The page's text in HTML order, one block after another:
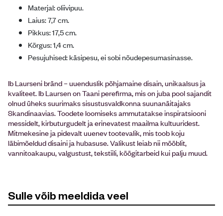
Materjal:oliivipuu.
Laius:7,7 cm.
Pikkus:17,5 cm.
Kõrgus:1,4 cm.
Pesujuhised:käsipesu, ei sobi nõudepesumasinasse.
Ib Laurseni bränd – uuenduslik põhjamaine disain, unikaalsus ja
kvaliteet. Ib Laursen on Taani perefirma, mis on juba pool sajandit
olnud üheks suurimaks sisustusvaldkonna suunanäitajaks
Skandinaavias. Toodete loomiseks ammutatakse inspiratsiooni
messidelt, kirbuturgudelt ja erinevatest maailma kultuuridest.
Mitmekesine ja pidevalt uuenev tootevalik, mis toob koju
läbimõeldud disaini ja hubasuse. Valikust leiab nii mööblit,
vannitoakaupu, valgustust, tekstiili, köögitarbeid kui palju muud.
Sulle võib meeldida veel